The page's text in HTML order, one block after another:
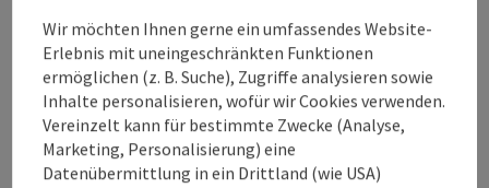
Tour und Routeninformationen
An der Strecke
Anreise/Lage
Wir möchten Ihnen gerne ein umfassendes Website-
Erlebnis mit uneingeschränkten Funktionen
ermöglichen (z. B. Suche), Zugriffe analysieren sowie
Inhalte personalisieren, wofür wir Cookies verwenden.
Vereinzelt kann für bestimmte Zwecke (Analyse,
Marketing, Personalisierung) eine
Datenübermittlung in ein Drittland (wie USA)